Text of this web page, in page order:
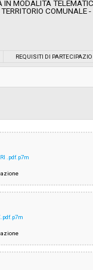
IN MODALITÀ
GROSSETO - Servizio comando –
sicurezza e mobilità – Servizio
ambiente – POAP mobilità,
rifiuti
REQUISITI DI
.pdf.p7m